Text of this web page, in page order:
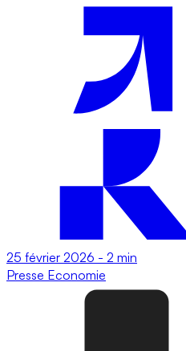
25 février 2026 - 2 min
Presse Economie